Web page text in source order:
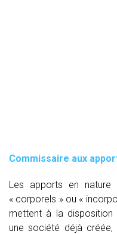
Commissaire aux
Les apports en
« corporels » ou «
mettent à la disposition
une société déjà créée,